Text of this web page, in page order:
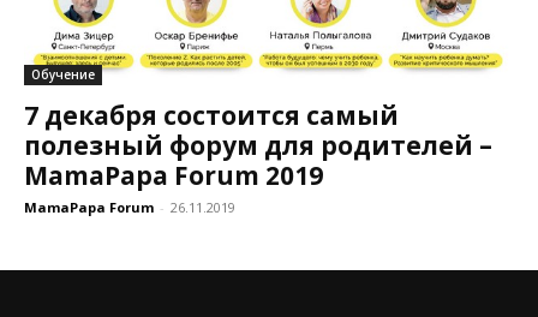
Обучение
7 декабря состоится самый
полезный форум для родителей –
MamaPapa Forum 2019
MamaPapa Forum - 26.11.2019